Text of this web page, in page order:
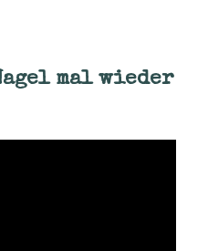
mal wieder